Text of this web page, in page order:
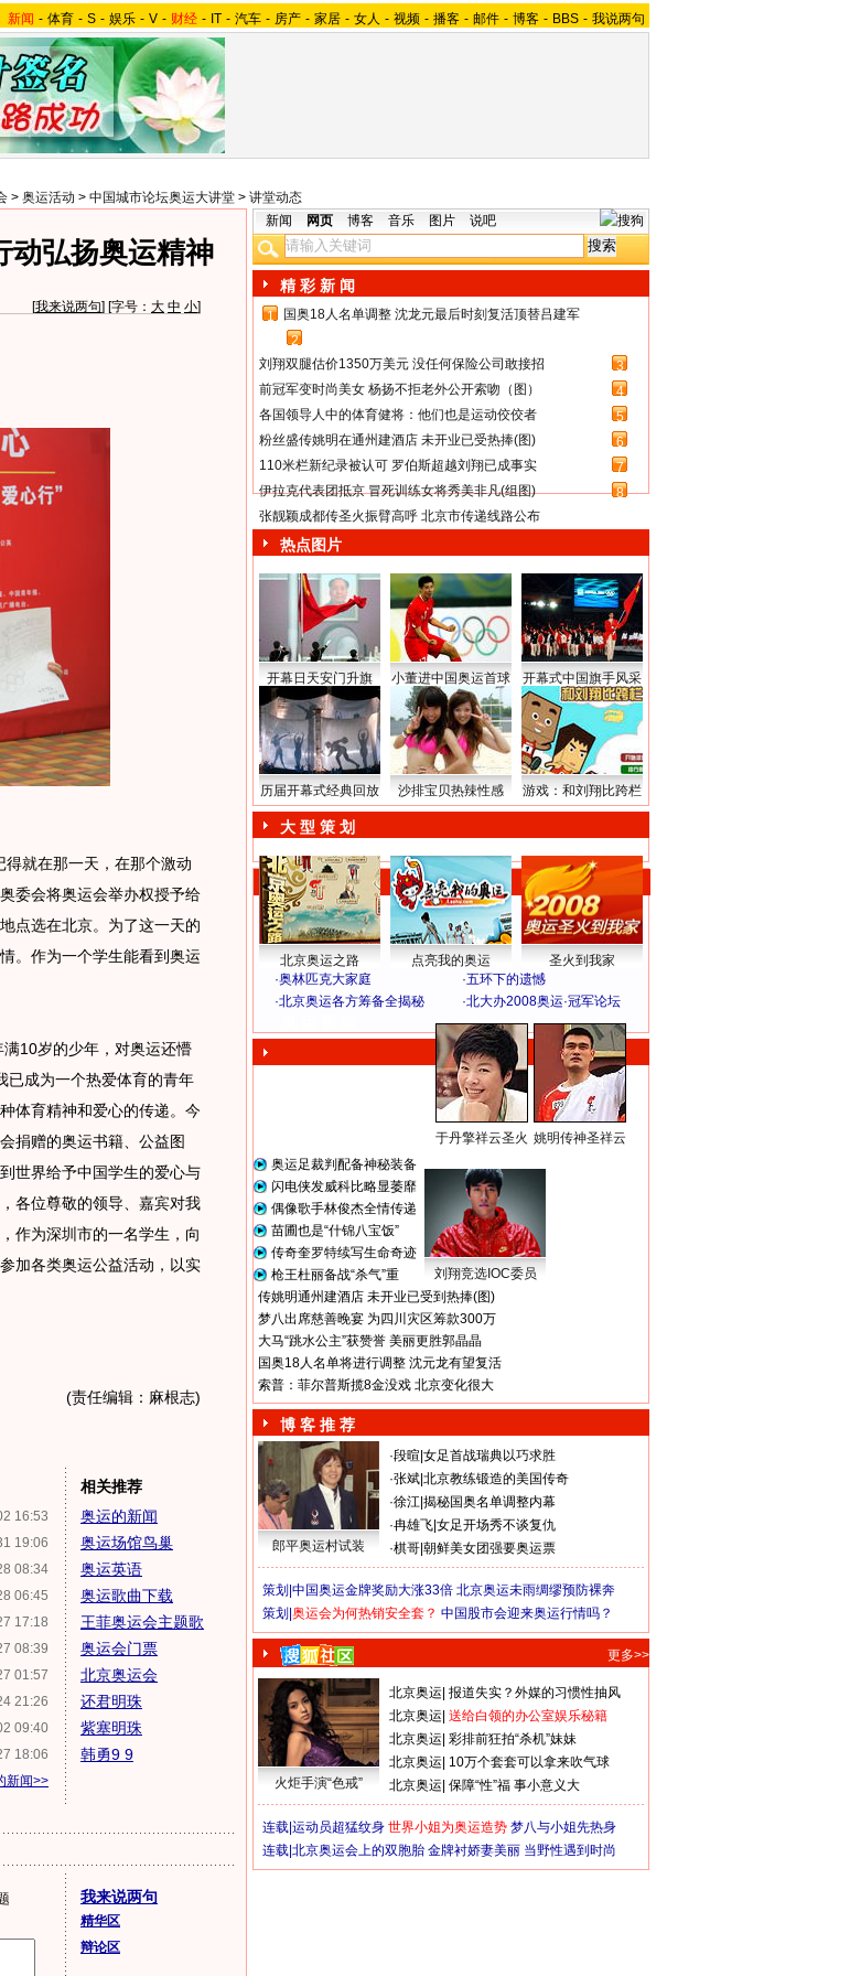
新闻 - 体育 - S - 娱乐 - V - 财经 - IT - 汽车 - 房产 - 家居 - 女人 - 视频 - 播客 - 邮件 - 博客 - BBS - 我说两句
> 奥运活动 > 中国城市论坛奥运大讲堂 > 讲堂动态
动弘扬奥运精神
[我来说两句] [字号： 大 中 小]
就在那一天，在那个激动
委会将奥运会举办权授予给
点选在北京。为了这一天的
。作为一个学生能看到奥运
10岁的少年，对奥运还懵
已成为一个热爱体育的青年
体育精神和爱心的传递。今
捐赠的奥运书籍、公益图
世界给予中国学生的爱心与
各位尊敬的领导、嘉宾对我
作为深圳市的一名学生，向
加各类奥运公益活动，以实
(责任编辑：麻根志)
16:53
19:06
08:34
06:45
17:18
08:39
01:57
21:26
09:40
18:06
新闻>>
相关推荐
奥运的新闻
奥运场馆鸟巢
奥运英语
奥运歌曲下载
王菲奥运会主题歌
奥运会门票
北京奥运会
还君明珠
紫塞明珠
韩勇9 9
我来说两句
精华区
辩论区
新闻 网页 博客 音乐 图片 说吧
精 彩 新 闻
1
国奥18人名单调整 沈龙元最后时刻复活顶替吕建军
2
刘翔双腿估价1350万美元 没任何保险公司敢接招
3
前冠军变时尚美女 杨扬不拒老外公开索吻（图）
4
各国领导人中的体育健将：他们也是运动佼佼者
5
粉丝盛传姚明在通州建酒店 未开业已受热捧(图)
6
110米栏新纪录被认可 罗伯斯超越刘翔已成事实
7
伊拉克代表团抵京 冒死训练女将秀美非凡(组图)
8
张靓颖成都传圣火振臂高呼 北京市传递线路公布
热点图片
开幕日天安门升旗 小董进中国奥运首球 开幕式中国旗手风采
历届开幕式经典回放 沙排宝贝热辣性感 游戏：和刘翔比跨栏
大 型 策 划
北京奥运之路 点亮我的奥运
圣火到我家
·奥林匹克大家庭 ·五环下的遗憾
·北京奥运各方筹备全揭秘 ·北大办2008奥运·冠军论坛
于丹擎祥云圣火 姚明传神圣祥云
奥运足裁判配备神秘装备
闪电侠发威科比略显萎靡
偶像歌手林俊杰全情传递
苗圃也是“什锦八宝饭”
传奇奎罗特续写生命奇迹
枪王杜丽备战“杀气”重
刘翔竞选IOC委员
传姚明通州建酒店 未开业已受到热捧(图)
梦八出席慈善晚宴 为四川灾区筹款300万
大马“跳水公主”获赞誉 美丽更胜郭晶晶
国奥18人名单将进行调整 沈元龙有望复活
索普：菲尔普斯揽8金没戏 北京变化很大
博 客 推 荐
郎平奥运村试装
·段暄 女足首战瑞典以巧求胜
·张斌 北京教练锻造的美国传奇
·徐江 揭秘国奥名单调整内幕
·冉雄飞 女足开场秀不谈复仇
·棋哥 朝鲜美女团强要奥运票
策划| 中国奥运金牌奖励大涨33倍 北京奥运未雨绸缪预防裸奔
策划| 奥运会为何热销安全套？ 中国股市会迎来奥运行情吗？
更多>>
火炬手演“色戒”
北京奥运 报道失实？外媒的习惯性抽风
北京奥运 送给白领的办公室娱乐秘籍
北京奥运 彩排前狂拍“杀机”妹妹
北京奥运 10万个套套可以拿来吹气球
北京奥运 保障“性”福 事小意义大
连载| 运动员超猛纹身 世界小姐为奥运造势 梦八与小姐先热身
连载| 北京奥运会上的双胞胎 金牌衬娇妻美丽 当野性遇到时尚